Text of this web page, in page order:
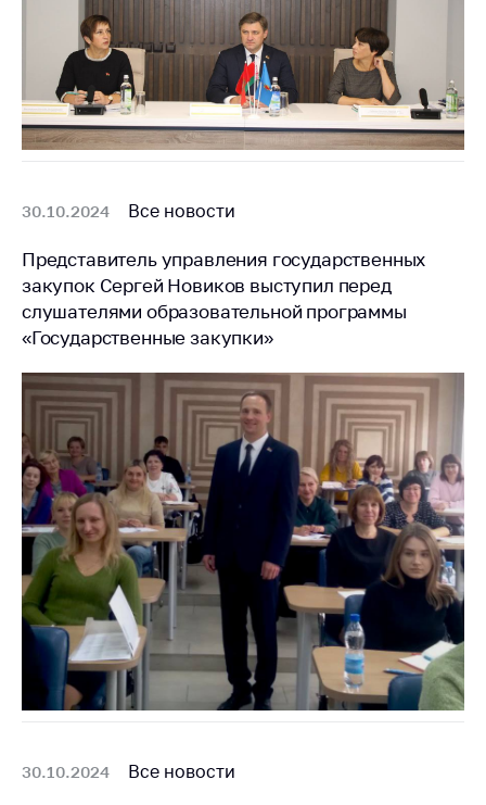
30.10.2024 Все новости
Представитель управления государственных
закупок Сергей Новиков выступил перед
слушателями образовательной программы
«Государственные закупки»
30.10.2024 Все новости